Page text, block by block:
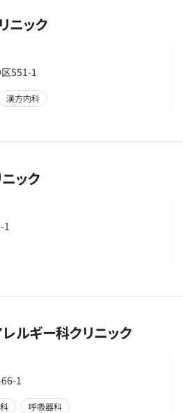
ニック
551-1
漢方内科
ック
1
ルギー科クリニック
1
呼吸器科